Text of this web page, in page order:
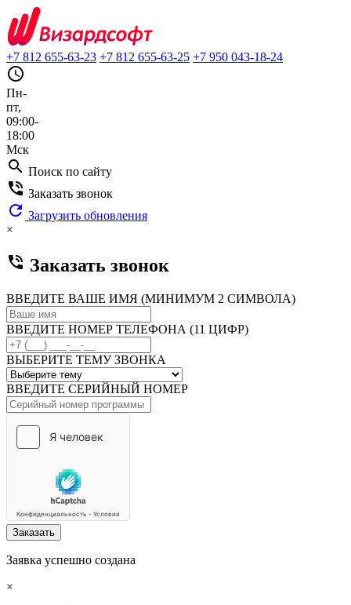
+7 812 655-63-23 +7 812 655-63-25 +7 950 043-18-24
query_builder
Пн-
пт,
09:00-
18:00
Мск
search Поиск по сайту
phone_in_talk Заказать звонок
refresh Загрузить обновления
×
phone_in_talk Заказать звонок
ВВЕДИТЕ ВАШЕ ИМЯ (МИНИМУМ 2 СИМВОЛА)
ВВЕДИТЕ НОМЕР ТЕЛЕФОНА (11 ЦИФР)
ВЫБЕРИТЕ ТЕМУ ЗВОНКА
ВВЕДИТЕ СЕРИЙНЫЙ НОМЕР
Заказать
Заявка успешно создана
×